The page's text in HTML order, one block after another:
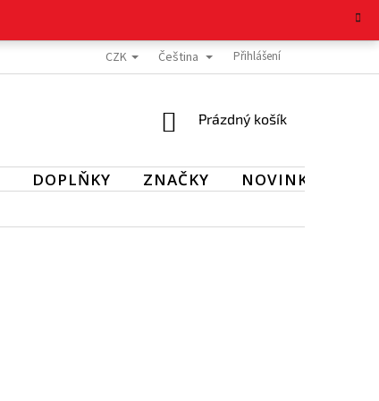
REKLAMAČNÍ ŘÁD OCHRANA OSOBNÍCH ÚDAJŮ
CZK Čeština Přihlášení
NÁKUPNÍ
Prázdný košík
DOPLŇKY ZNAČKY NOVINKY